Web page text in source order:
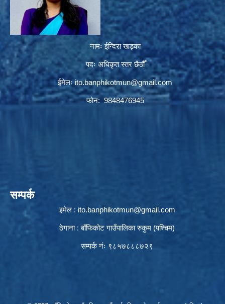
नामः ईन्दिरा खड्का
पदः अधिकृत स्तर छैठौँ
ईमेलःito.banphikotmun@gmail.com
फोन: 9848476945
सम्पर्क
इमेल : ito.banphikotmun@gmail.com
ठेगाना : बाँफिकोट गाउँपालिका रुकुम (पश्चिम)
सम्पर्क नंः ९८५७८८८७२९